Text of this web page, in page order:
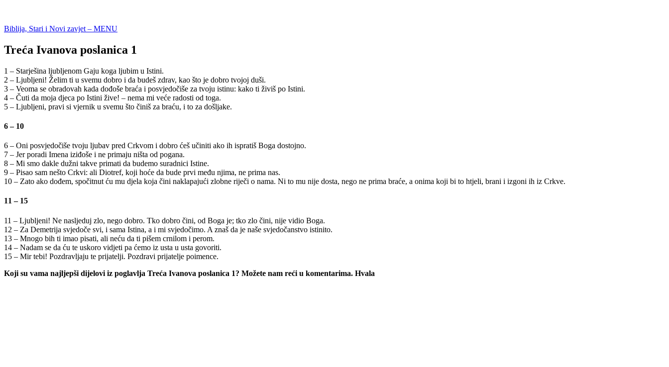
Biblija, Stari i Novi zavjet – MENU
Treća Ivanova poslanica 1
1 – Starješina ljubljenom Gaju koga ljubim u Istini.
2 – Ljubljeni! Želim ti u svemu dobro i da budeš zdrav, kao što je dobro tvojoj duši.
3 – Veoma se obradovah kada dođoše braća i posvjedočiše za tvoju istinu: kako ti živiš po Istini.
4 – Čuti da moja djeca po Istini žive! – nema mi veće radosti od toga.
5 – Ljubljeni, pravi si vjernik u svemu što činiš za braću, i to za došljake.
6 – 10
6 – Oni posvjedočiše tvoju ljubav pred Crkvom i dobro ćeš učiniti ako ih ispratiš Boga dostojno.
7 – Jer poradi Imena iziđoše i ne primaju ništa od pogana.
8 – Mi smo dakle dužni takve primati da budemo suradnici Istine.
9 – Pisao sam nešto Crkvi: ali Diotref, koji hoće da bude prvi među njima, ne prima nas.
10 – Zato ako dođem, spočitnut ću mu djela koja čini naklapajući zlobne riječi o nama. Ni to mu nije dosta, nego ne prima braće, a onima koji bi to htjeli, brani i izgoni ih iz Crkve.
11 – 15
11 – Ljubljeni! Ne nasljeduj zlo, nego dobro. Tko dobro čini, od Boga je; tko zlo čini, nije vidio Boga.
12 – Za Demetrija svjedoče svi, i sama Istina, a i mi svjedočimo. A znaš da je naše svjedočanstvo istinito.
13 – Mnogo bih ti imao pisati, ali neću da ti pišem crnilom i perom.
14 – Nadam se da ću te uskoro vidjeti pa ćemo iz usta u usta govoriti.
15 – Mir tebi! Pozdravljaju te prijatelji. Pozdravi prijatelje poimence.
Koji su vama najljepši dijelovi iz poglavlja Treća Ivanova poslanica 1? Možete nam reći u komentarima. Hvala